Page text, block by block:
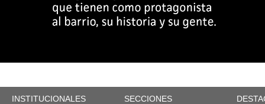
INSTITUCIONALES SECCIONES